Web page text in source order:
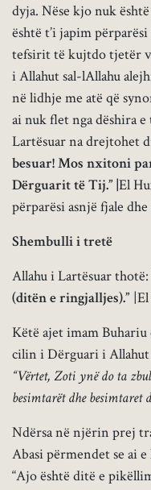
dyja. Nëse kjo nuk
është t’i japim
tefsirit të kujtdo tjetër
i Allahut sal-lAllahu
në lidhje me atë që
ai nuk flet nga dëshira
Lartësuar na drejtohet
besuar! Mos nxitoni
Dërguarit të Tij.” |El
përparësi asnjë fjale
Shembulli i tretë
Allahu i Lartësuar thotë:
(ditën e ringjalljes).”
Këtë ajet imam
cilin i Dërguari i Allahut
“Vërtet, Zoti ynë do ta
besimtarët dhe besimtaret
Ndërsa në njërin prej
Abasi përmendet se ai
“Ajo është ditë e